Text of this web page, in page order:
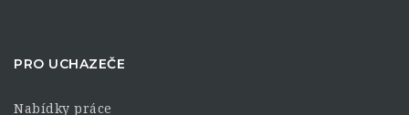
PRO UCHAZEČE
Nabídky práce